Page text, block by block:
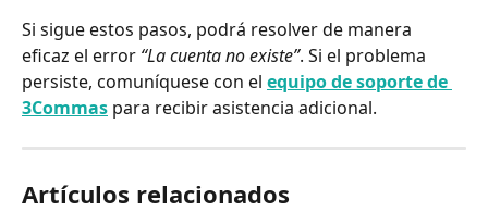
Si sigue estos pasos, podrá resolver de manera
eficaz el error “La cuenta no existe”. Si el problema
persiste, comuníquese con el equipo de soporte de
3Commas para recibir asistencia adicional.
Artículos relacionados